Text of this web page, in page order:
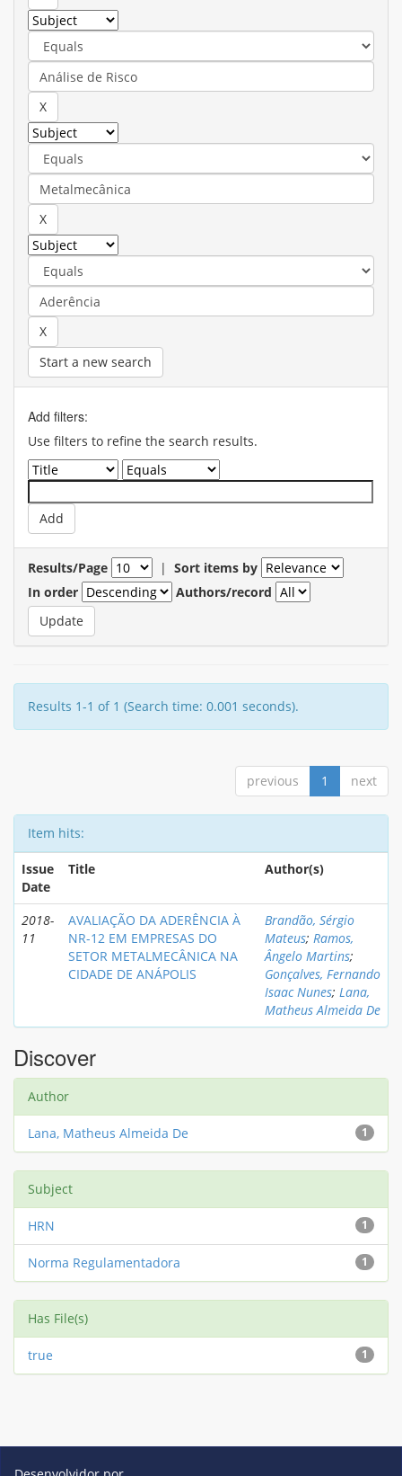
Start a new search
Add filters:
Use filters to refine the search results.
Results/Page | Sort items by
In order
Authors/record
Results 1-1 of 1 (Search time: 0.001 seconds).
previous 1 next
Item hits:
Issue
Date
Title Author(s)
2018-
11
AVALIAÇÃO DA ADERÊNCIA À
NR-12 EM EMPRESAS DO
SETOR METALMECÂNICA NA
CIDADE DE ANÁPOLIS
Brandão, Sérgio
Mateus; Ramos,
Ângelo Martins;
Gonçalves, Fernando
Isaac Nunes; Lana,
Matheus Almeida De
Discover
Author
1
Lana, Matheus Almeida De
Subject
1
HRN
1
Norma Regulamentadora
Has File(s)
1
true